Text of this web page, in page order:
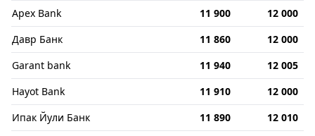
Apex Bank
11 900
12 000
Давр Банк
11 860
12 000
Garant bank
11 940
12 005
Hayot Bank
11 910
12 000
Ипак Йули Банк
11 890
12 010